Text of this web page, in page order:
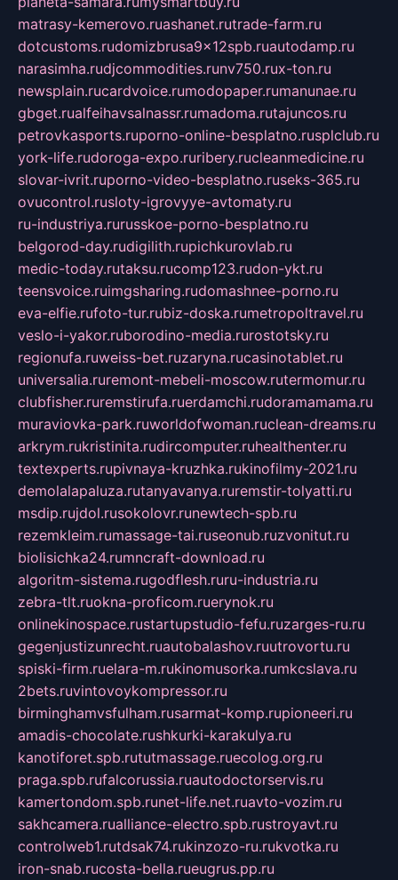
matrasy-kemerovo.ruashanet.rutrade-farm.ru
dotcustoms.rudomizbrusa9x12spb.ruautodamp.ru
narasimha.rudjcommodities.runv750.rux-ton.ru
newsplain.rucardvoice.rumodopaper.rumanunae.ru
gbget.rualfeihavsalnassr.rumadoma.rutajuncos.ru
petrovkasports.ruporno-online-besplatno.rusplclub.ru
york-life.rudoroga-expo.ruribery.rucleanmedicine.ru
slovar-ivrit.ruporno-video-besplatno.ruseks-365.ru
ovucontrol.rusloty-igrovyye-avtomaty.ru
ru-industriya.rurusskoe-porno-besplatno.ru
belgorod-day.rudigilith.rupichkurovlab.ru
medic-today.rutaksu.rucomp123.rudon-ykt.ru
teensvoice.ruimgsharing.rudomashnee-porno.ru
eva-elfie.rufoto-tur.rubiz-doska.rumetropoltravel.ru
veslo-i-yakor.ruborodino-media.rurostotsky.ru
regionufa.ruweiss-bet.ruzaryna.rucasinotablet.ru
universalia.ruremont-mebeli-moscow.rutermomur.ru
clubfisher.ruremstirufa.ruerdamchi.rudoramamama.ru
muraviovka-park.ruworldofwoman.ruclean-dreams.ru
arkrym.rukristinita.rudircomputer.ruhealthenter.ru
textexperts.rupivnaya-kruzhka.rukinofilmy-2021.ru
demolalapaluza.rutanyavanya.ruremstir-tolyatti.ru
msdip.rujdol.rusokolovr.runewtech-spb.ru
rezemkleim.rumassage-tai.ruseonub.ruzvonitut.ru
biolisichka24.rumncraft-download.ru
algoritm-sistema.rugodflesh.ruru-industria.ru
zebra-tlt.ruokna-proficom.ruerynok.ru
onlinekinospace.rustartupstudio-fefu.ruzarges-ru.ru
gegenjustizunrecht.ruautobalashov.ruutrovortu.ru
spiski-firm.ruelara-m.rukinomusorka.rumkcslava.ru
2bets.ruvintovoykompressor.ru
birminghamvsfulham.rusarmat-komp.rupioneeri.ru
amadis-chocolate.rushkurki-karakulya.ru
kanotiforet.spb.rututmassage.ruecolog.org.ru
praga.spb.rufalcorussia.ruautodoctorservis.ru
kamertondom.spb.runet-life.net.ruavto-vozim.ru
sakhcamera.rualliance-electro.spb.rustroyavt.ru
controlweb1.rutdsak74.rukinzozo-ru.rukvotka.ru
iron-snab.rucosta-bella.rueugrus.pp.ru